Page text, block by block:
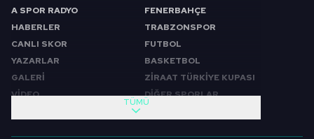
A SPOR RADYO
HABERLER
CANLI SKOR
YAZARLAR
GALERİ
VİDEO
FENERBAHÇE
TRABZONSPOR
FUTBOL
BASKETBOL
ZİRAAT TÜRKİYE KUPASI
DİĞER SPORLAR
TÜMÜ